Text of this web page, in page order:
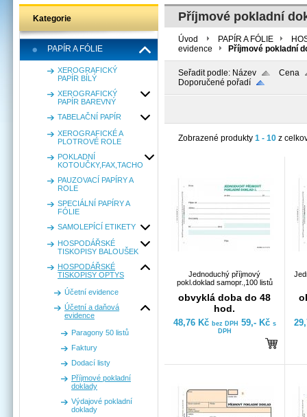
Kategorie
PAPÍR A FÓLIE
XEROGRAFICKÝ
PAPÍR BÍLÝ
XEROGRAFICKÝ
PAPÍR BAREVNÝ
TABELAČNÍ PAPÍR
XEROGRAFICKÉ A
PLOTROVÉ ROLE
POKLADNÍ
KOTOUČKY,FAX,TACHO
PAUZOVACÍ PAPÍRY A
ROLE
SPECIÁLNÍ PAPÍRY A
FÓLIE
SAMOLEPÍCÍ ETIKETY
HOSPODÁŘSKÉ
TISKOPISY BALOUŠEK
HOSPODÁŘSKÉ
TISKOPISY OPTYS
Účetní evidence
Účetní a daňová
evidence
Paragony 50 listů
Faktury
Dodací listy
Příjmové pokladní
doklady
Výdajové pokladní
doklady
Příjmové pokladní
Úvod PAPÍR A FÓLIE
evidence
Příjmové pokladní
Seřadit podle: Název
Cena
Doporučené pořadí
Zobrazené produkty 1 - 10 z
Jednoduchý příjmový
pokl.doklad samopr.,100 listů
obvyklá doba do 48
hod.
48,76 Kč bez DPH 59,- Kč s
DPH